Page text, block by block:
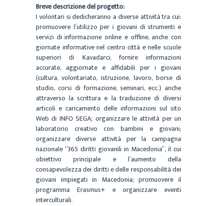
Breve descrizione del progetto:
I volontari si dedicheranno a diverse attività tra cui:
promuovere l’utilizzo per i giovani di strumenti e
servizi di informazione online e offline, anche con
giornate informative nel centro città e nelle scuole
superiori di Kavadarci; fornire informazioni
accurate, aggiornate e affidabili per i giovani
(cultura, volontariato, istruzione, lavoro, borse di
studio, corsi di formazione, seminari, ecc.) anche
attraverso la scrittura e la traduzione di diversi
articoli e caricamento delle informazioni sul sito
Web di INFO SEGA; organizzare le attività per un
laboratorio creativo con bambini e giovani;
organizzare diverse attività per la campagna
nazionale “365 diritti giovanili in Macedonia”, il cui
obiettivo principale e l’aumento della
consapevolezza dei diritti e delle responsabilità dei
giovani impiegati in Macedonia; promuovere il
programma Erasmus+ e organizzare eventi
interculturali.